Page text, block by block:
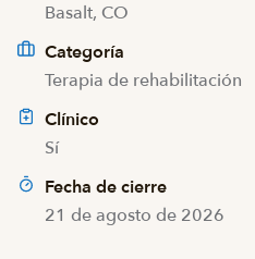
Basalt, CO
Categoría
Terapia de rehabilitación
Clínico
Sí
Fecha de cierre
21 de agosto de 2026